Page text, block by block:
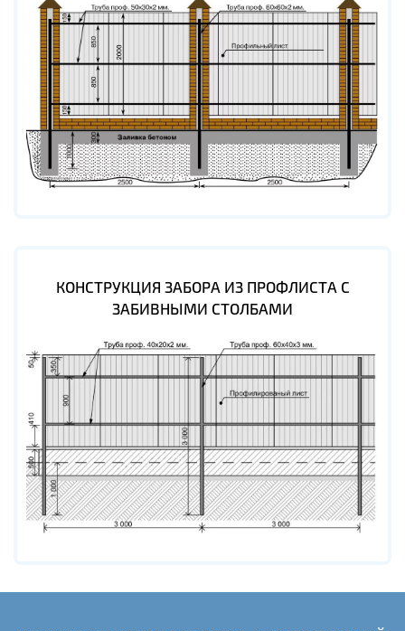
КОНСТРУКЦИЯ ЗАБОРА ИЗ ПРОФЛИСТА С
ЗАБИВНЫМИ СТОЛБАМИ